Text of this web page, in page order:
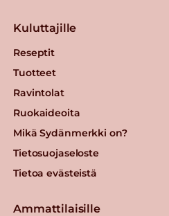
Kuluttajille
Reseptit
Tuotteet
Ravintolat
Ruokaideoita
Mikä Sydänmerkki on?
Tietosuojaseloste
Tietoa evästeistä
Ammattilaisille